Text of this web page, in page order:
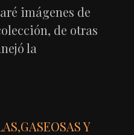
imágenes de
de otras
la
,GASEOSAS Y